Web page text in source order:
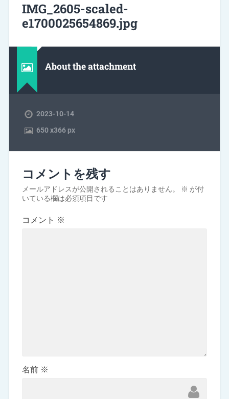
IMG_2605-scaled-
e1700025654869.jpg
About the attachment
2023-10-14
650x366 px
コメントを残す
メールアドレスが公開されることはありません。 ※ が付
いている欄は必須項目です
コメント ※
名前 ※